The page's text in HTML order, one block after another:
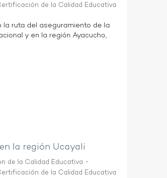
de la Calidad Educativa
ruta del aseguramiento de la
y en la región Ayacucho,
la región Ucayali
de la Calidad Educativa -
de la Calidad Educativa